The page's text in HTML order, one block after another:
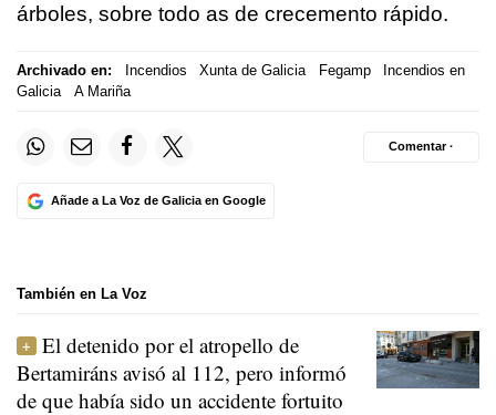
árboles, sobre todo as de crecemento rápido.
Archivado en: Incendios Xunta de Galicia Fegamp
Incendios en
Galicia
A Mariña
Añade a La Voz de Galicia en Google
Comentar ·
También en La Voz
El detenido por el atropello de
Bertamiráns avisó al 112, pero informó
de que había sido un accidente fortuito